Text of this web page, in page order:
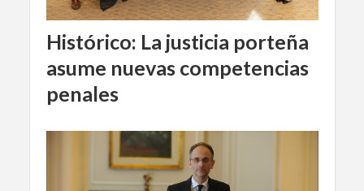
Histórico: La justicia porteña
asume nuevas competencias
penales